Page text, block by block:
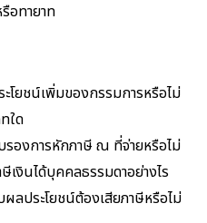
อทายาท
โยชน์เพิ่มของกรรมการหรือไม่
ใด
องการหักภาษี ณ ที่จ่ายหรือไม่
เงินได้บุคคลธรรมดาอย่างไร
ลประโยชน์ต้องเสียภาษีหรือไม่